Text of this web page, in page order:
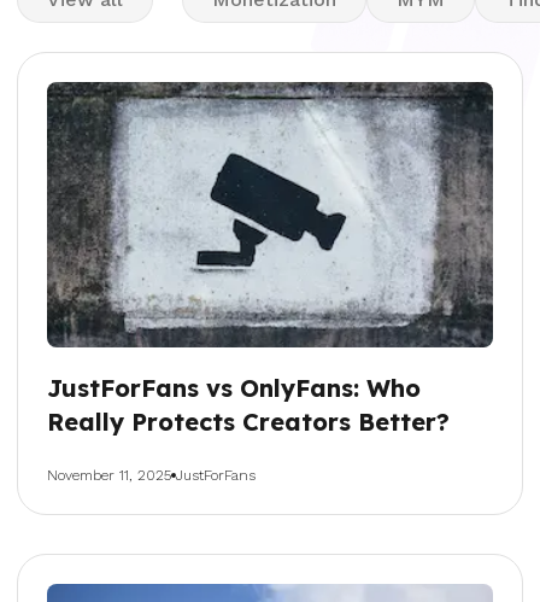
JustForFans vs OnlyFans: Who
Really Protects Creators Better?
November 11, 2025 JustForFans